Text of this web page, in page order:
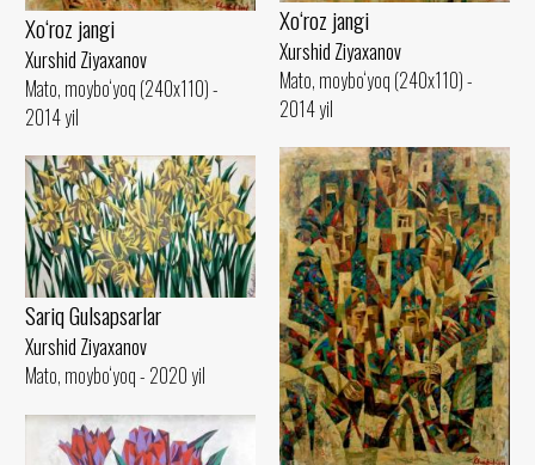
Xo‘roz jangi
Xurshid Ziyaxanov
Mato, moybo‘yoq (240x110) -
2014 yil
Xo‘roz jangi
Xurshid Ziyaxanov
Mato, moybo‘yoq (240x110) -
2014 yil
Sariq Gulsapsarlar
Xurshid Ziyaxanov
Mato, moybo‘yoq - 2020 yil